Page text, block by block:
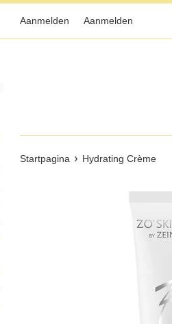
Aanmelden Aanmelden
Startpagina › Hydrating Crème